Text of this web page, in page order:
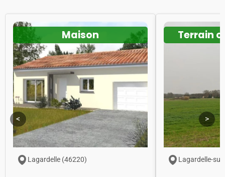
<
Maison
Lagardelle (46220)
Terrain
Lagardelle-
>